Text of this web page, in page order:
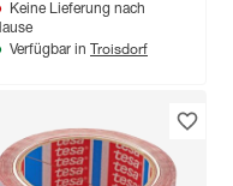
Keine Lieferung nach
Verfügbar in Troisdorf